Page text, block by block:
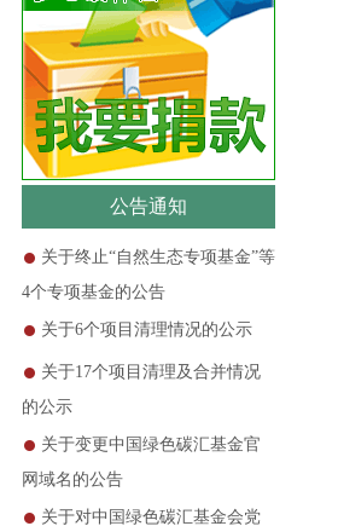
公告通知
关于终止“自然生态专项基金”等
4个专项基金的公告
关于6个项目清理情况的公示
关于17个项目清理及合并情况
的公示
关于变更中国绿色碳汇基金官
网域名的公告
关于对中国绿色碳汇基金会党